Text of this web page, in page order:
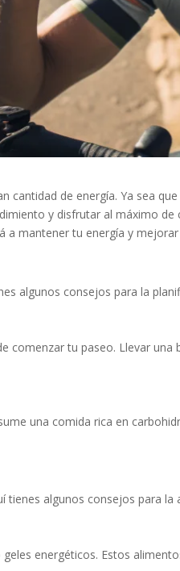
de energía. Ya sea
y disfrutar al máximo
mantener tu energía y
algunos consejos para la
comenzar tu paseo. Llevar
una comida rica en
algunos consejos para la
energéticos. Estos